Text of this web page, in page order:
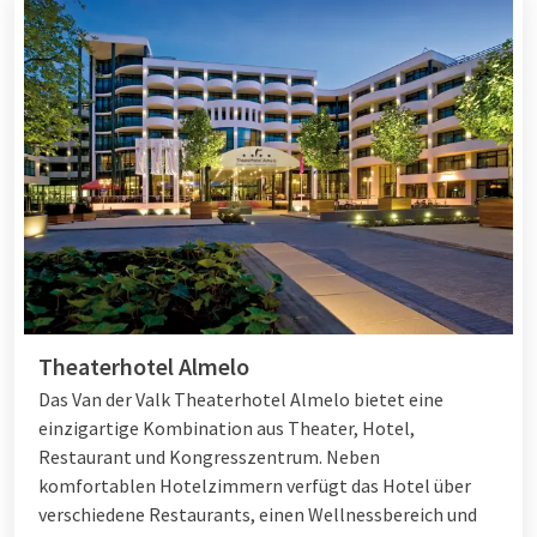
beeindruckende Domkirche bewundern. Groningen hat auch
eine angenehme Innenstadt mit vielen Geschäften und
Restaurants. Vergessen Sie nicht, einen Blick auf den
bemerkenswerten Martiniturm zu werfen, wenn Sie in
Groningen sind. Sie können diesen Turm mit einer Höhe von
nicht weniger als 100 Metern auch besteigen und einen
wunderschönen Blick auf die Stadt genießen.
Ob Sie während Ihres Städtetrips shoppen, Kultur schnuppern
oder kulinarische Köstlichkeiten genießen möchten, ein
Städtetrip in den Niederlanden bietet für jeden etwas.
Aufgrund der kurzen Reisezeiten zwischen den Städten eignen
sich die Niederlande ideal für einen oder mehrere Städtetrips
während einer Nacht- oder Wochenendreise.
Planen Sie lieber eine Städtereise ins Ausland? Dann
entdecken Sie die Möglichkeiten in Deutschland,Belgien
Luxemburg.
Theaterhotel Almelo
Das Van der Valk Theaterhotel Almelo bietet eine
einzigartige Kombination aus Theater, Hotel,
Restaurant und Kongresszentrum. Neben
komfortablen Hotelzimmern verfügt das Hotel über
verschiedene Restaurants, einen Wellnessbereich und